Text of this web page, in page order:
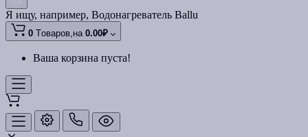
Я ищу, например, Водонагреватель Ballu
0 Tоваров,на 0.00₽
Ваша корзина пуста!